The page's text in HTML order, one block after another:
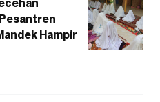
Hampir